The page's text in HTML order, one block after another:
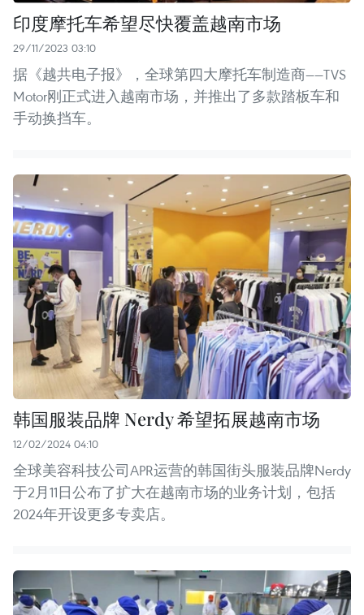
印度摩托车希望尽快覆盖越南市场
29/11/2023 03:10
据《越共电子报》，全球第四大摩托车制造商——TVS
Motor刚正式进入越南市场，并推出了多款踏板车和
手动换挡车。
韩国服装品牌 Nerdy 希望拓展越南市场
12/02/2024 04:10
全球美容科技公司APR运营的韩国街头服装品牌Nerdy
于2月11日公布了扩大在越南市场的业务计划，包括
2024年开设更多专卖店。